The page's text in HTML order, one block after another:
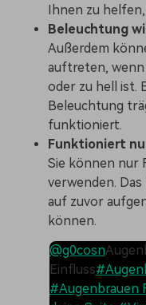
Ihnen zu
Beleuchtung
Außerdem
auftreten, wenn
oder zu hell ist.
Beleuchtung
funktioniert.
Funktioniert
Sie können nur
verwenden.
auf zuvor
können.
@g0cosn
Einfluss
#Augenbrauen